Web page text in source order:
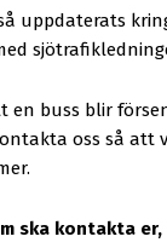
uppdaterats
en buss blir
oss så att
ska kontakta